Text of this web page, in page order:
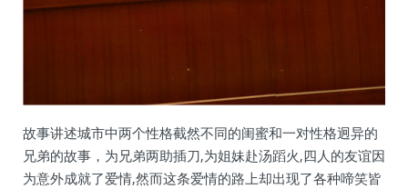
故事讲述城市中两个性格截然不同的闺蜜和一对性格迥异的
兄弟的故事，为兄弟两助插刀,为姐妹赴汤蹈火,四人的友谊因
为意外成就了爱情,然而这条爱情的路上却出现了各种啼笑皆